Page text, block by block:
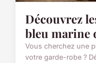
Découvrez
bleu marine
Vous cherchez une
votre garde-robe ?